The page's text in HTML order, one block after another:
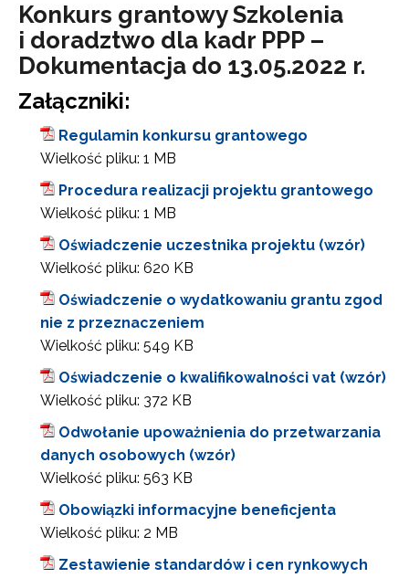
Konkurs grantowy Szkolenia
i doradztwo dla kadr PPP –
Dokumentacja do 13.05.2022 r.
Załączniki:
Regulamin konkursu grantowego
Wielkość pliku: 1 MB
Procedura realizacji projektu grantowego
Wielkość pliku: 1 MB
Oświadczenie uczestnika projektu (wzór)
Wielkość pliku: 620 KB
Oświadczenie o wydatkowaniu grantu zgod
nie z przeznaczeniem
Wielkość pliku: 549 KB
Oświadczenie o kwalifikowalności vat (wzór)
Wielkość pliku: 372 KB
Odwołanie upoważnienia do przetwarzania
danych osobowych (wzór)
Wielkość pliku: 563 KB
Obowiązki informacyjne beneficjenta
Wielkość pliku: 2 MB
Zestawienie standardów i cen rynkowych